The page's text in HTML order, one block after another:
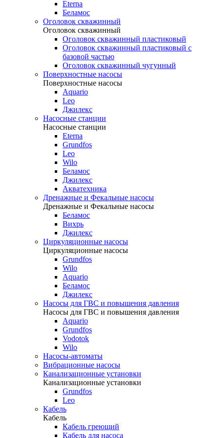
Eterna
Беламос
Оголовок скважинный
Оголовок скважинный
Оголовок скважинный пластиковый
Оголовок скважинный пластиковый с
базовой частью
Оголовок скважинный чугунный
Поверхностные насосы
Поверхностные насосы
Aquario
Leo
Джилекс
Насосные станции
Насосные станции
Eterna
Grundfos
Leo
Wilo
Беламос
Джилекс
Акватехника
Дренажные и Фекальные насосы
Дренажные и Фекальные насосы
Беламос
Вихрь
Джилекс
Циркуляционные насосы
Циркуляционные насосы
Grundfos
Wilo
Aquario
Беламос
Джилекс
Насосы для ГВС и повышения давления
Насосы для ГВС и повышения давления
Aquario
Grundfos
Vodotok
Wilo
Насосы-автоматы
Вибрационные насосы
Канализационные установки
Канализационные установки
Grundfos
Leo
Кабель
Кабель
Кабель греющий
Кабель для насоса